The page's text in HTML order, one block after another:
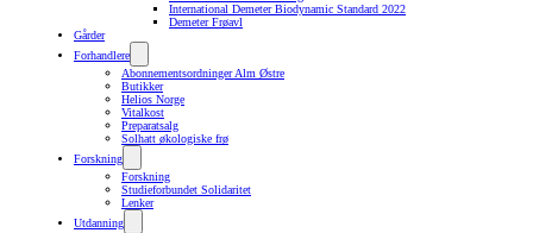
International Demeter Biodynamic Standard 2022
Demeter Frøavl
Gårder
Forhandlere
Abonnementsordninger Alm Østre
Butikker
Helios Norge
Vitalkost
Preparatsalg
Solhatt økologiske frø
Forskning
Forskning
Studieforbundet Solidaritet
Lenker
Utdanning